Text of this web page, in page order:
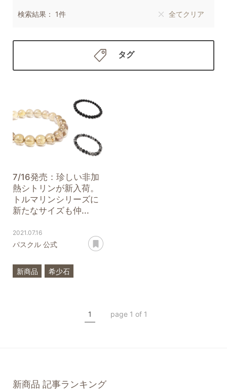
検索結果： 1件 全てクリア
タグ
7/16発売：珍しい非加
熱シトリンが新入荷。
トルマリンシリーズに
新たなサイズも仲...
2021.07.16
パスクル 公式
新商品
希少石
1 page 1 of 1
新商品 記事ランキング